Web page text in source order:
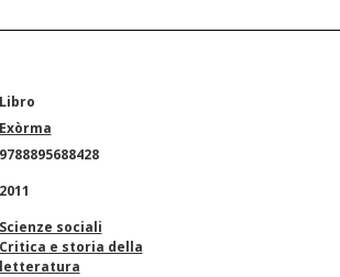
Libro
Exòrma
9788895688428
2011
Scienze sociali
Critica e storia della
letteratura